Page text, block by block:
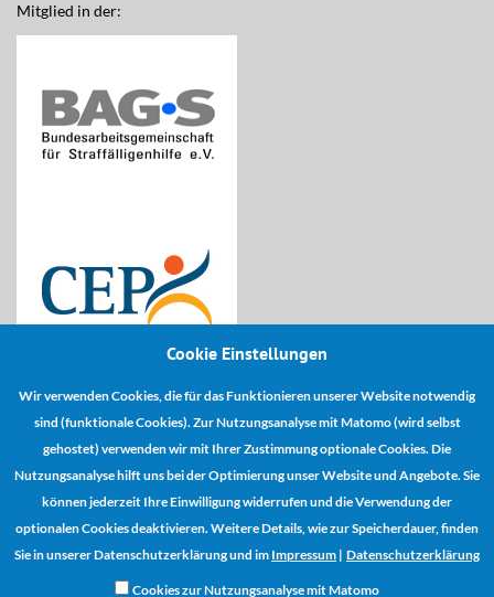
Cookie Einstellungen
Wir verwenden Cookies, die für das Funktionieren unserer Website notwendig
sind (funktionale Cookies). Zur Nutzungsanalyse mit Matomo (wird selbst
gehostet) verwenden wir mit Ihrer Zustimmung optionale Cookies. Die
Nutzungsanalyse hilft uns bei der Optimierung unser Website und Angebote. Sie
können jederzeit Ihre Einwilligung widerrufen und die Verwendung der
optionalen Cookies deaktivieren. Weitere Details, wie zur Speicherdauer, finden
Sie in unserer Datenschutzerklärung und im Impressum | Datenschutzerklärung
Cookies zur Nutzungsanalyse mit Matomo
Mitglied in der:
Kooperationspartner: